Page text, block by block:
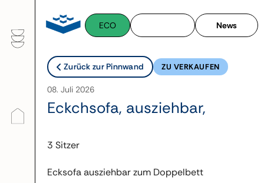
springen
ECO News
Zurück zur Pinnwand ZU VERKAUFEN
08. Juli 2026
Eckchsofa, ausziehbar,
3 Sitzer
Ecksofa ausziehbar zum Doppelbett